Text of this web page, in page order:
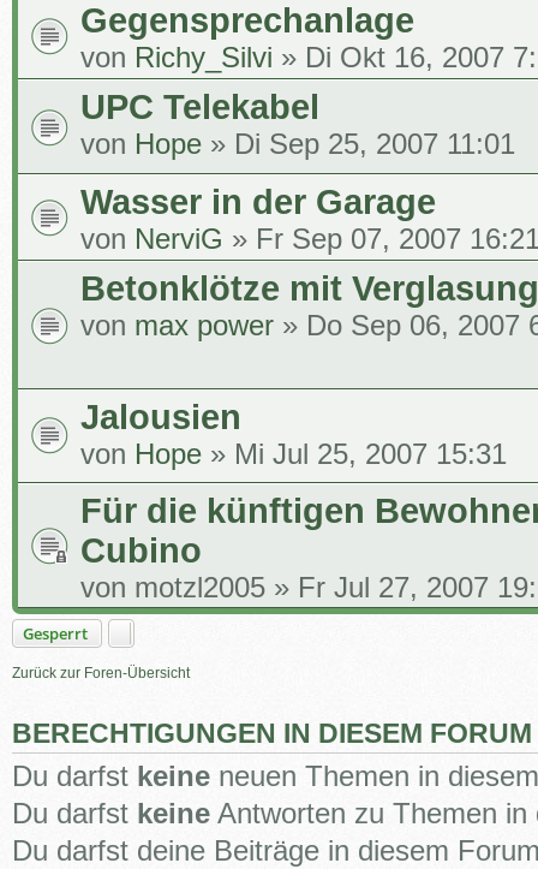
Gegensprechanlage
von Richy_Silvi » Di Okt 16, 2007
UPC Telekabel
von Hope » Di Sep 25, 2007 11:01
Wasser in der Garage
von NerviG » Fr Sep 07, 2007
Betonklötze mit
von max power » Do Sep 06, 2007
Jalousien
von Hope » Mi Jul 25, 2007 15:31
Für die künftigen
Cubino
von motzl2005 » Fr Jul 27, 2007
Gesperrt
Zurück zur Foren-Übersicht
BERECHTIGUNGEN IN DIESEM FORUM
Du darfst keine neuen Themen in
Du darfst keine Antworten zu Themen
Du darfst deine Beiträge in diesem